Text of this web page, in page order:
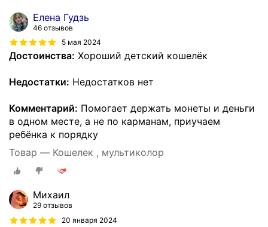
Елена Гудзь
46 отзывов
5 мая 2024
Достоинства: Хороший детский кошелёк
Недостатки: Недостатков нет
Комментарий: Помогает держать монеты и деньги
в одном месте, а не по карманам, приучаем
ребёнка к порядку
Товар — Кошелек , мультиколор
Михаил
29 отзывов
20 января 2024